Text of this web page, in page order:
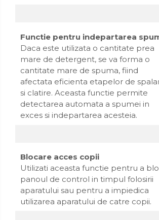
Functie pentru indepartarea
Daca este utilizata o cantitate prea
mare de detergent, se va forma o
cantitate mare de spuma, fiind
afectata eficienta etapelor de
si clatire. Aceasta functie permite
detectarea automata a spumei in
exces si indepartarea acesteia.
Blocare acces copii
Utilizati aceasta functie pentru a
panoul de control in timpul folosirii
aparatului sau pentru a impiedica
utilizarea aparatului de catre copii.